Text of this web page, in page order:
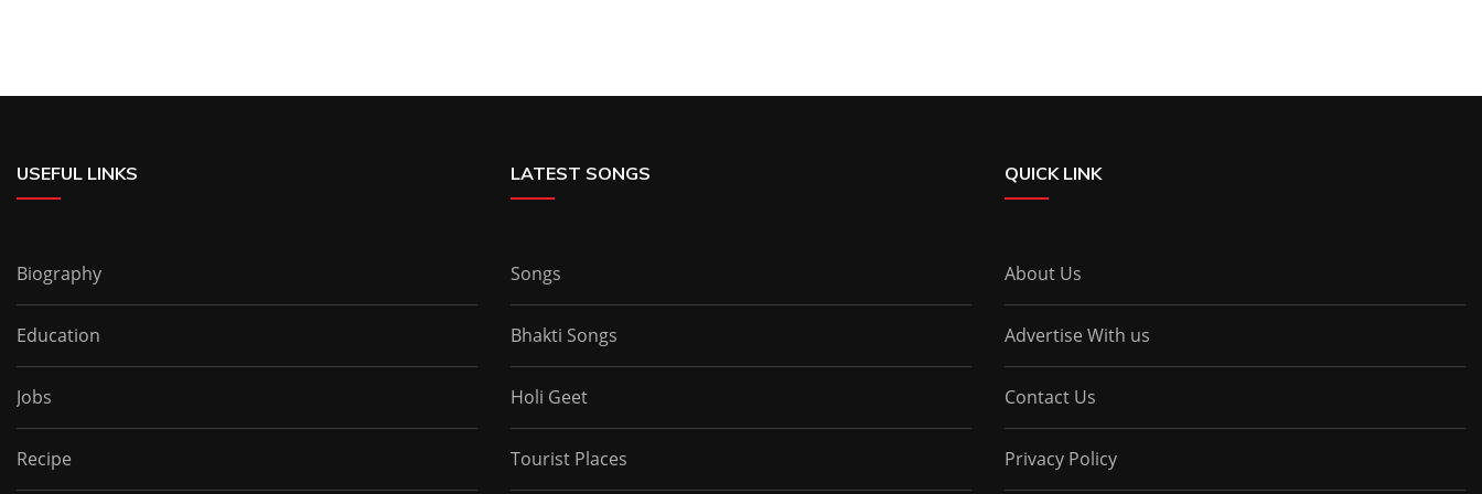
USEFUL LINKS
Biography
Education
Jobs
Recipe
LATEST SONGS
Songs
Bhakti Songs
Holi Geet
Tourist Places
QUICK LINK
About Us
Advertise With us
Contact Us
Privacy Policy